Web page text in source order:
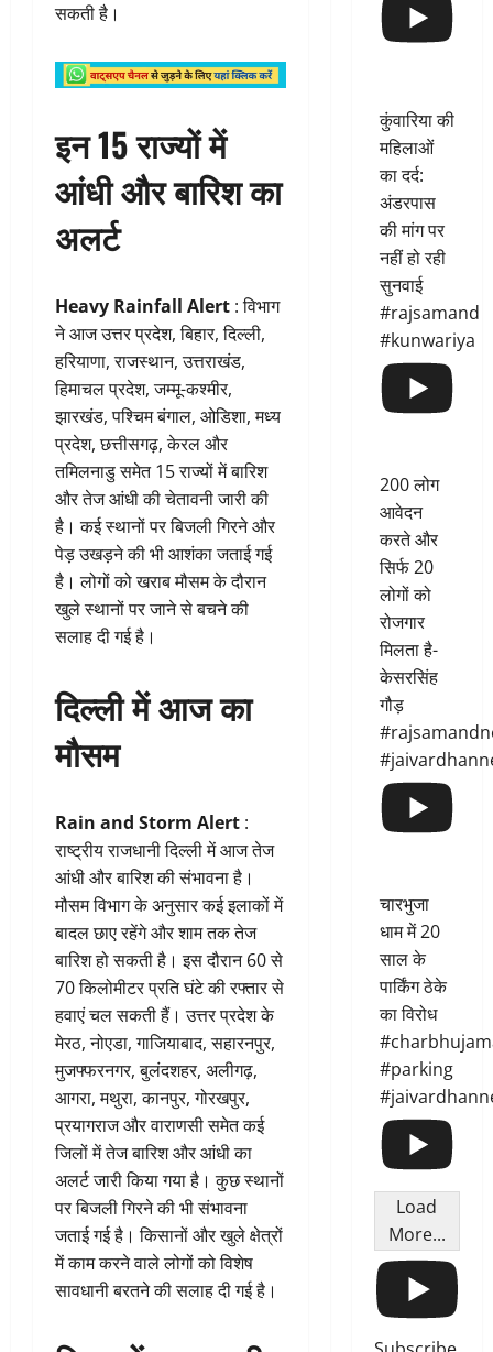
सकती है।
इन 15 राज्यों में
आंधी और बारिश का
अलर्ट
Heavy Rainfall Alert : विभाग
ने आज उत्तर प्रदेश, बिहार, दिल्ली,
हरियाणा, राजस्थान, उत्तराखंड,
हिमाचल प्रदेश, जम्मू-कश्मीर,
झारखंड, पश्चिम बंगाल, ओडिशा, मध्य
प्रदेश, छत्तीसगढ़, केरल और
तमिलनाडु समेत 15 राज्यों में बारिश
और तेज आंधी की चेतावनी जारी की
है। कई स्थानों पर बिजली गिरने और
पेड़ उखड़ने की भी आशंका जताई गई
है। लोगों को खराब मौसम के दौरान
खुले स्थानों पर जाने से बचने की
सलाह दी गई है।
दिल्ली में आज का
मौसम
Rain and Storm Alert :
राष्ट्रीय राजधानी दिल्ली में आज तेज
आंधी और बारिश की संभावना है।
मौसम विभाग के अनुसार कई इलाकों में
बादल छाए रहेंगे और शाम तक तेज
बारिश हो सकती है। इस दौरान 60 से
70 किलोमीटर प्रति घंटे की रफ्तार से
हवाएं चल सकती हैं। उत्तर प्रदेश के
मेरठ, नोएडा, गाजियाबाद, सहारनपुर,
मुजफ्फरनगर, बुलंदशहर, अलीगढ़,
आगरा, मथुरा, कानपुर, गोरखपुर,
प्रयागराज और वाराणसी समेत कई
जिलों में तेज बारिश और आंधी का
अलर्ट जारी किया गया है। कुछ स्थानों
पर बिजली गिरने की भी संभावना
जताई गई है। किसानों और खुले क्षेत्रों
में काम करने वाले लोगों को विशेष
सावधानी बरतने की सलाह दी गई है।
कुंवारिया की
महिलाओं
का दर्द:
अंडरपास
की मांग पर
नहीं हो रही
सुनवाई
#rajsamand
#kunwariya
200 लोग
आवेदन
करते और
सिर्फ 20
लोगों को
रोजगार
मिलता है-
केसरसिंह
गौड़
चारभुजा
धाम में 20
साल के
पार्किंग ठेके
का विरोध
#parking
Load
More...